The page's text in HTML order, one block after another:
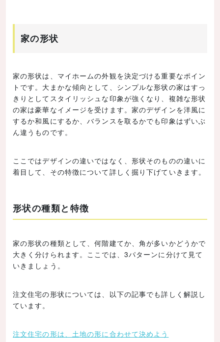
家の形状
家の形状は、マイホームの外観を決定づける重要なポイン
トです。大まかな傾向として、シンプルな形状の家はすっ
きりとしてスタイリッシュな印象が強くなり、複雑な形状
の家は豪華なイメージを受けます。家のデザインを洋風に
するか和風にするか、バランスを取るかでも印象はずいぶ
ん違うものです。
ここではデザインの違いではなく、形状そのものの違いに
着目して、その特徴について詳しく掘り下げていきます。
形状の種類と特徴
家の形状の種類として、何階建てか、角が多いかどうかで
大きく分けられます。ここでは、3パターンに分けて見て
いきましょう。
注文住宅の形状については、以下の記事でも詳しく解説し
ています。
注文住宅の形は、土地の形に合わせて決めよう